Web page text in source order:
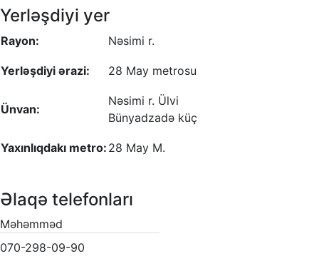
Yerləşdiyi yer
Rayon: Nəsimi r.
Yerləşdiyi ərazi: 28 May metrosu
Ünvan:
Nəsimi r. Ülvi
Bünyadzadə küç
Yaxınlıqdakı metro: 28 May M.
Əlaqə telefonları
Məhəmməd
070-298-09-90